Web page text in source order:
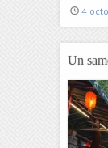
4
Un